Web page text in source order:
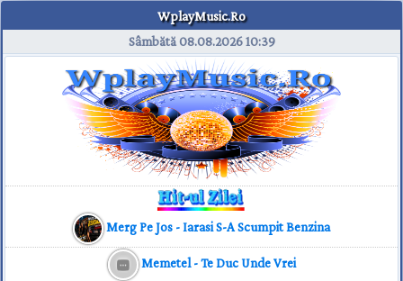
WplayMusic.Ro
Sâmbătă 08.08.202610:39
Merg Pe Jos - Iarasi S-A Scumpit Benzina
Memetel - Te Duc Unde Vrei